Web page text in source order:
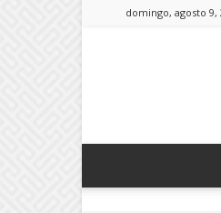
domingo, agosto 9,